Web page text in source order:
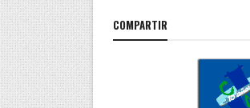
COMPARTIR